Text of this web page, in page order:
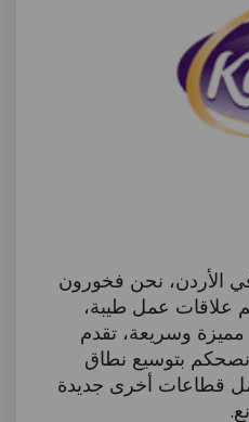
الأردن، نحن فخورون
علاقات عمل طيبة،
وسريعة، تقدم
بتوسيع نطاق
قطاعات أخرى جديدة